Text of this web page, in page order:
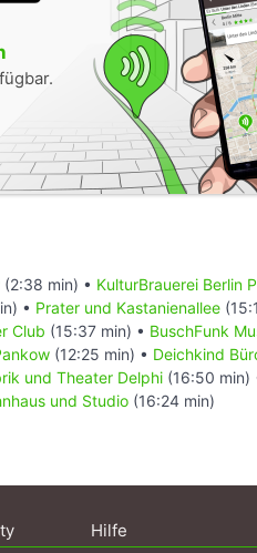
(2:38 min) • KulturBrauerei Berlin
• Prater und Kastanienallee
Club (15:37 min) • BuschFunk
(12:25 min) • Deichkind
und Theater Delphi (16:50 min)
und Studio (16:24 min)
Hilfe